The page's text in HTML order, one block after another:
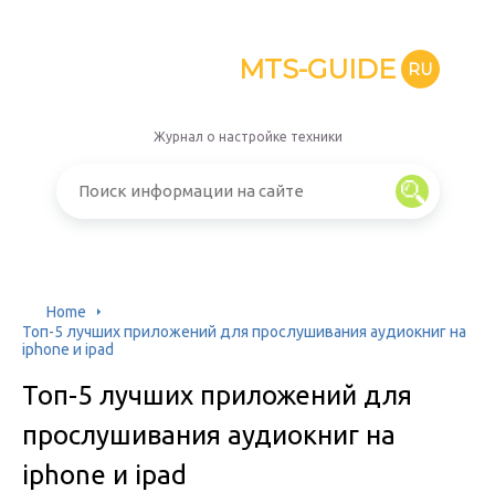
MTS-GUIDE RU
Журнал о настройке техники
Home
Топ-5 лучших приложений для прослушивания аудиокниг на
iphone и ipad
Топ-5 лучших приложений для
прослушивания аудиокниг на
iphone и ipad